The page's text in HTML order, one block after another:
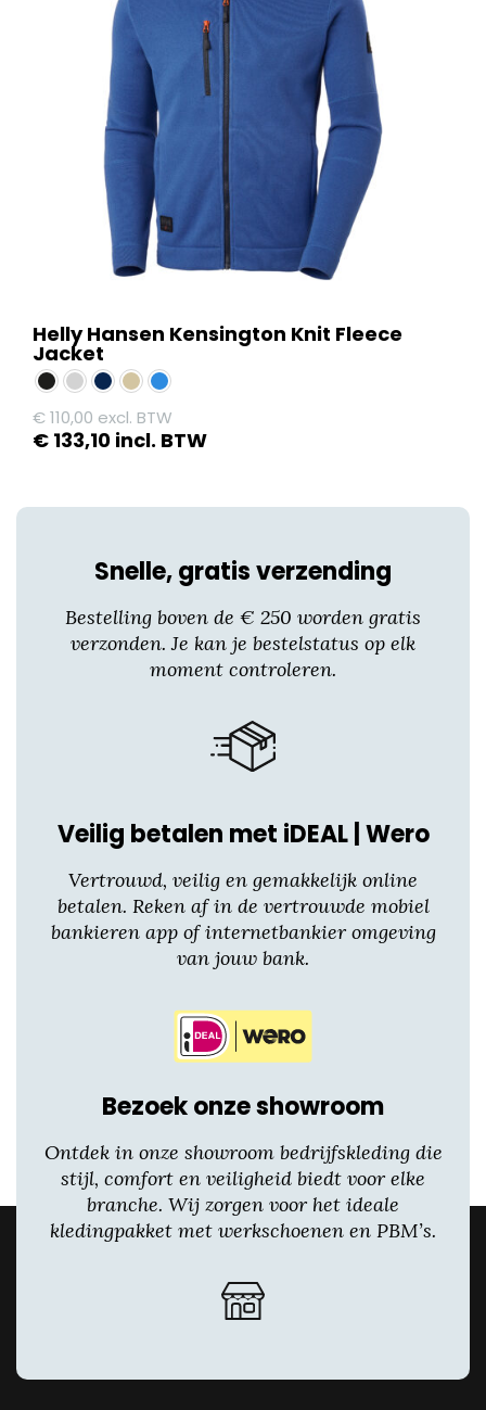
Helly Hansen Kensington Knit Fleece
Jacket
€110,00 excl. BTW
€ 133,10 incl. BTW
variaties.
optie
Snelle, gratis verzending
Bestelling boven de € 250 worden gratis
verzonden. Je kan je bestelstatus op elk
moment controleren.
Veilig betalen met iDEAL | Wero
Vertrouwd, veilig en gemakkelijk online
betalen. Reken af in de vertrouwde mobiel
bankieren app of internetbankier omgeving
van jouw bank.
Bezoek onze showroom
Ontdek in onze showroom bedrijfskleding die
stijl, comfort en veiligheid biedt voor elke
branche. Wij zorgen voor het ideale
kledingpakket met werkschoenen en PBM’s.